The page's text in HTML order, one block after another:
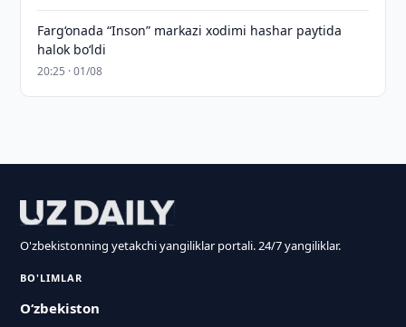
Farg‘onada “Inson” markazi xodimi hashar paytida
halok bo‘ldi
20:25 · 01/08
O'zbekistonning yetakchi yangiliklar portali. 24/7 yangiliklar.
BO'LIMLAR
O‘zbekiston